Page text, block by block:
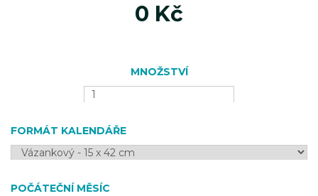
0 Kč
MNOŽSTVÍ
FORMÁT KALENDÁŘE
POČÁTEČNÍ MĚSÍC